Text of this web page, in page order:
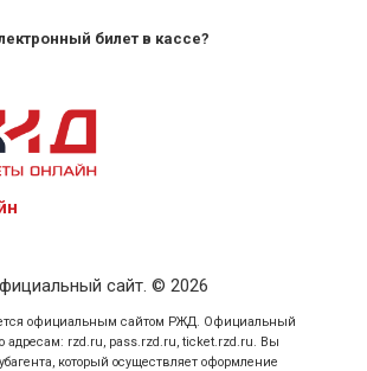
билет в кассе?
14-значный номер заказа;
личности пассажира, на
билет.
сайт. © 2026
официальным сайтом РЖД. Официальный
адресам: rzd.ru, pass.rzd.ru, ticket.rzd.ru. Вы
который осуществляет оформление